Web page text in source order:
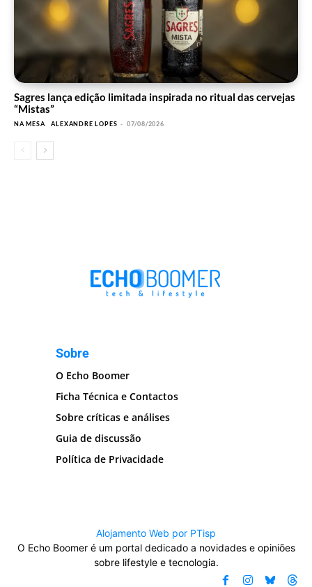
Sagres lança edição limitada inspirada no ritual das cervejas
“Mistas”
NA MESA ALEXANDRE LOPES - 07/08/2026
Sobre
O Echo Boomer
Ficha Técnica e Contactos
Sobre críticas e análises
Guia de discussão
Política de Privacidade
Alojamento Web por PTisp
O Echo Boomer é um portal dedicado a novidades e opiniões
sobre lifestyle e tecnologia.